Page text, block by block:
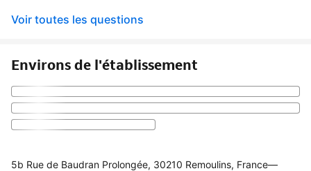
Voir toutes les questions
Environs de l'établissement
5b Rue de Baudran Prolongée, 30210 Remoulins, France—